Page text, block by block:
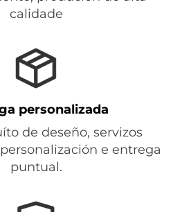
calidade
personalizada
de deseño, servizos
e entrega
puntual.